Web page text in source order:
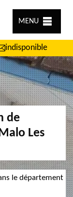
MENU
indisponible
de
Les
le département